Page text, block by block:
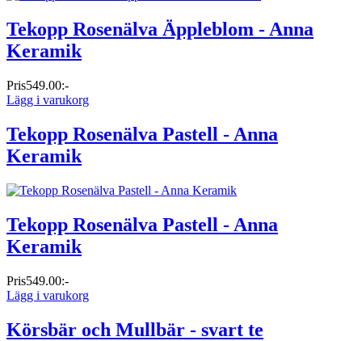
Tekopp Rosenälva Äppleblom - Anna
Keramik
Pris549.00:-
Lägg i varukorg
Tekopp Rosenälva Pastell - Anna
Keramik
Tekopp Rosenälva Pastell - Anna
Keramik
Pris549.00:-
Lägg i varukorg
Körsbär och Mullbär - svart te